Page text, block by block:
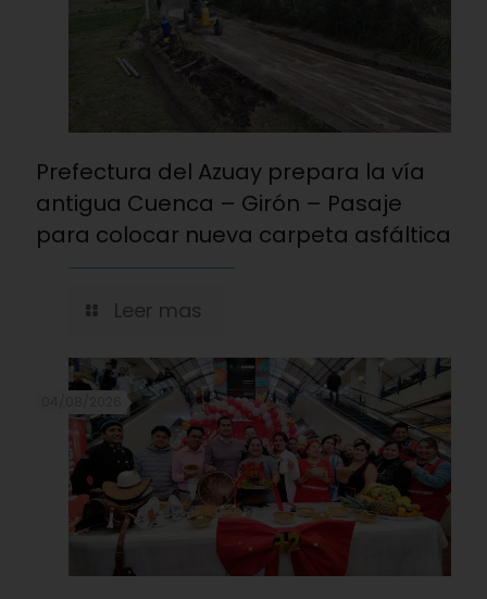
Prefectura del Azuay prepara la vía
antigua Cuenca – Girón – Pasaje
para colocar nueva carpeta asfáltica
Leer mas